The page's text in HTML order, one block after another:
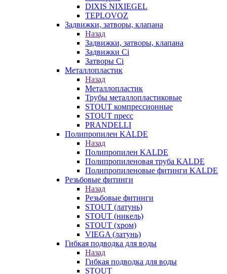
DIXIS NIXIEGEL
TEPLOVOZ
Задвижки, затворы, клапана
Назад
Задвижки, затворы, клапана
Задвижки Ci
Затворы Ci
Металлопластик
Назад
Металлопластик
Трубы металлопластиковые
STOUT компрессионные
STOUT пресс
PRANDELLI
Полипропилен KALDE
Назад
Полипропилен KALDE
Полипропиленовая труба KALDE
Полипропиленовые фитинги KALDE
Резьбовые фитинги
Назад
Резьбовые фитинги
STOUT (латунь)
STOUT (никель)
STOUT (хром)
VIEGA (латунь)
Гибкая подводка для воды
Назад
Гибкая подводка для воды
STOUT